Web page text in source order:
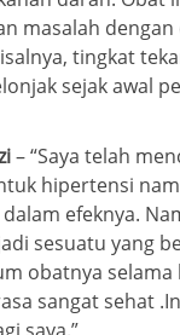
masalah dengan
tingkat
sejak awal
– “Saya telah
hipertensi
efeknya.
sesuatu yang
obatnya selama
sangat sehat